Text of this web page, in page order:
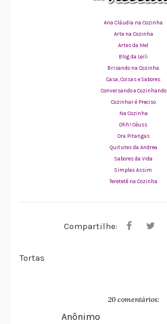
Ana Cláudia na Cozinha
Arte na Cozinha
Artes da Mel
Blog da Leili
Brisando na Cozinha
Casa, Coisas e Sabores
Conversando e Cozinhando
Cozinhar é Preciso
Na Cozinha
Ohh! Céuss
Ora Pitangas
Quitutes da Andrea
Sabores da Vida
Simples Assim
Teretetê na Cozinha
Compartilhe:
Tortas
20 comentários:
Anônimo